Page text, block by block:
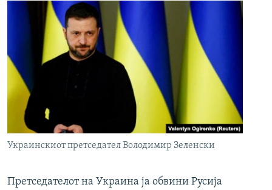
Украинскиот претседател Володимир Зеленски
Претседателот на Украина ја обвини Русија